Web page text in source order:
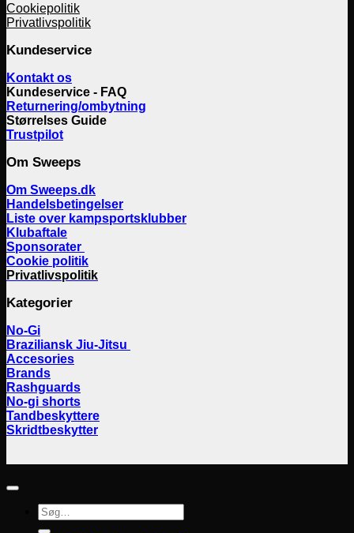
Cookiepolitik
Privatlivspolitik
Kundeservice
Kontakt os
Kundeservice - FAQ
Returnering/ombytning
Størrelses Guide
Trustpilot
Om Sweeps
Om Sweeps.dk
Handelsbetingelser
Liste over kampsportsklubber
Klubaftale
Sponsorater
Cookie politik
Privatlivspolitik
Kategorier
No-Gi
Braziliansk Jiu-Jitsu
Accesories
Brands
Rashguards
No-gi shorts
Tandbeskyttere
Skridtbeskytter
Søg
efter: